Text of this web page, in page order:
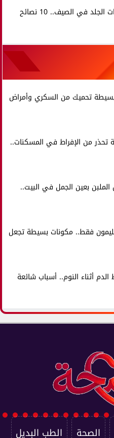
احذر التهابات الجلد في الصيف.. 10 نصائح
تحميك من السكري وأمراض
تحذر من الإفراط في المسكنات..
بعين الجمل في البيت..
فقط.. مكونات بسيطة تجعل
أثناء النوم.. أسباب شائعة
الصحة الطب البديل